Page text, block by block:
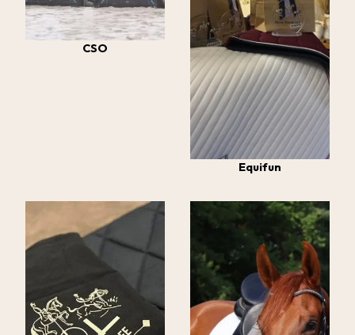
CSO
Equifun